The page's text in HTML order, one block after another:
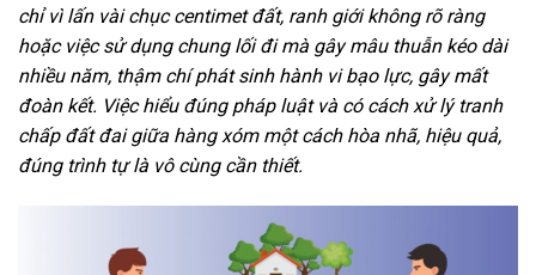
chỉ vì lấn vài chục centimet đất, ranh giới không rõ ràng
hoặc việc sử dụng chung lối đi mà gây mâu thuẫn kéo dài
nhiều năm, thậm chí phát sinh hành vi bạo lực, gây mất
đoàn kết. Việc hiểu đúng pháp luật và có cách xử lý tranh
chấp đất đai giữa hàng xóm một cách hòa nhã, hiệu quả,
đúng trình tự là vô cùng cần thiết.